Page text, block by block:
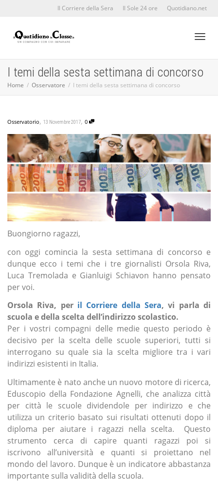
Il Corriere della Sera Il Sole 24 ore Quotidiano.net
I temi della sesta settimana di concorso
Home Osservatore I temi della sesta settimana di concorso
Osservatorio, 13 Novembre 2017, 0
Buongiorno ragazzi,
con oggi comincia la sesta settimana di concorso e
dunque ecco i temi che i tre giornalisti Orsola Riva,
Luca Tremolada e Gianluigi Schiavon hanno pensato
per voi.
Orsola Riva, per il Corriere della Sera, vi parla di
scuola e della scelta dell’indirizzo scolastico.
Per i vostri compagni delle medie questo periodo è
decisivo per la scelta delle scuole superiori, tutti si
interrogano su quale sia la scelta migliore tra i vari
indirizzi esistenti in Italia.
Ultimamente è nato anche un nuovo motore di ricerca,
Eduscopio della Fondazione Agnelli, che analizza città
per città le scuole dividendole per indirizzo e che
utilizza un criterio basato sui risultati ottenuti dopo il
diploma per aiutare i ragazzi nella scelta. Questo
strumento cerca di capire quanti ragazzi poi si
iscrivono all’università e quanti si proiettano nel
mondo del lavoro. Dunque è un indicatore abbastanza
importante sulla validità della scuola.